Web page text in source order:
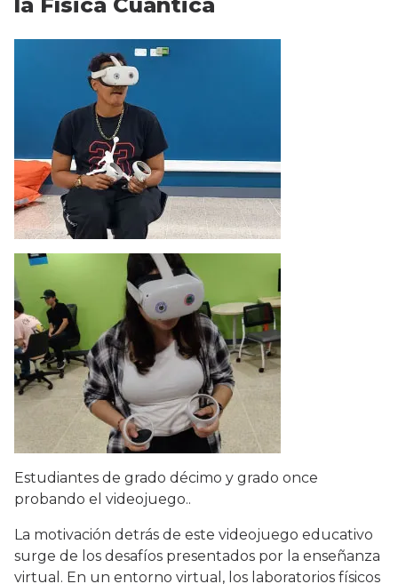
Estudiantes de grado décimo y grado once
probando el videojuego..
La motivación detrás de este videojuego educativo
surge de los desafíos presentados por la enseñanza
virtual. En un entorno virtual, los laboratorios físicos